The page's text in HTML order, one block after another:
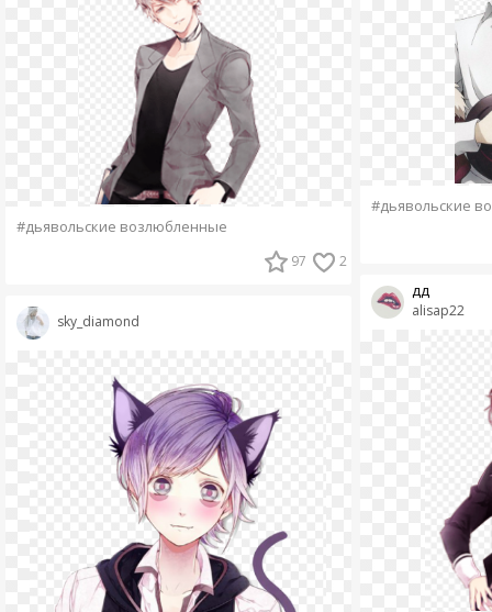
#дьявольские возлюбленные
97 2
sky_diamond
#дьявольские
alisap22
дд